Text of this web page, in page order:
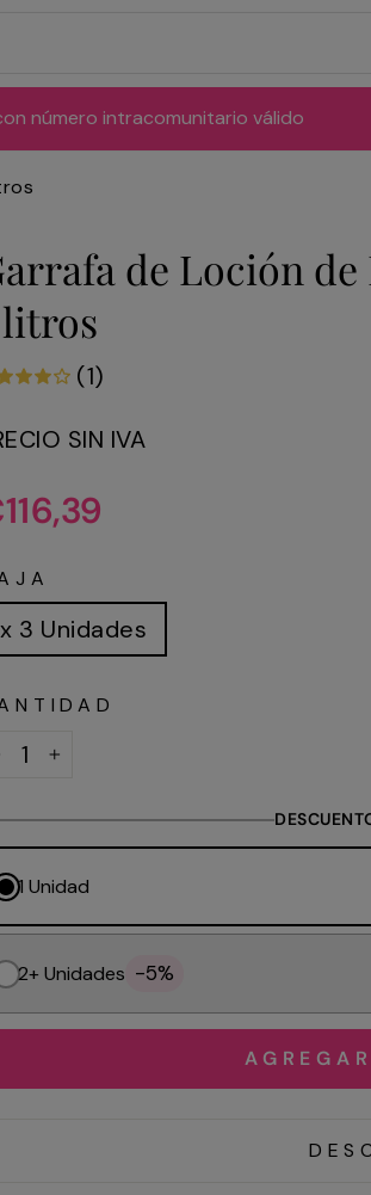
número intracomunitario válido
de Loción
litros
(1)
SIN IVA
x 3 Unidades
1 Unidad
2+ Unidades -5%